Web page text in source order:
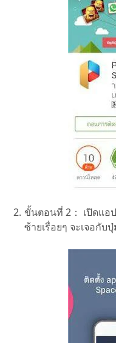
ขั้นตอนที่ 2： เปิดแอ
ซ้ายเรื่อยๆ จะเจอกับปุ่